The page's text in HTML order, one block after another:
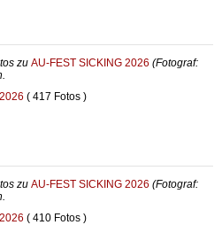
zu AU-FEST SICKING 2026 (Fotograf:
( 417 Fotos )
zu AU-FEST SICKING 2026 (Fotograf:
( 410 Fotos )